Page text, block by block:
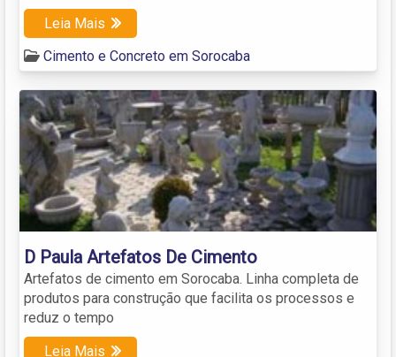
Leia Mais
Cimento e Concreto em Sorocaba
D Paula Artefatos De Cimento
Artefatos de cimento em Sorocaba. Linha completa de
produtos para construção que facilita os processos e
reduz o tempo
Leia Mais